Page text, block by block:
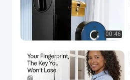
00:46